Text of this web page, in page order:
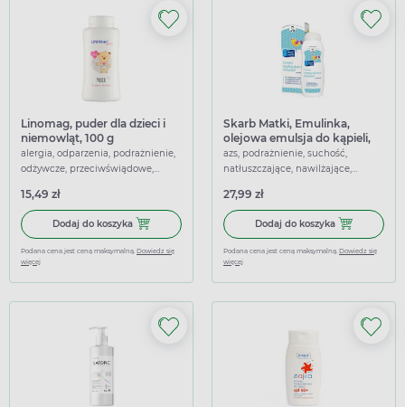
Linomag, puder dla dzieci i
niemowląt, 100 g
alergia, odparzenia, podrażnienie,
odżywcze, przeciwświądowe,
15,49 zł
Dodaj do koszyka Dodaj do koszyka Linomag, puder dla dzieci i niemowląt,
Podana cena jest ceną maksymalną. Dowiedz się
więcej
Skarb Matki, Emulinka,
olejowa emulsja do kąpieli,
250 ml
azs, podrażnienie, suchość,
natłuszczające, nawilżające,
27,99 zł
Dodaj do koszyka Dodaj do
Podana cena jest ceną maksymalną. Dowiedz się
więcej